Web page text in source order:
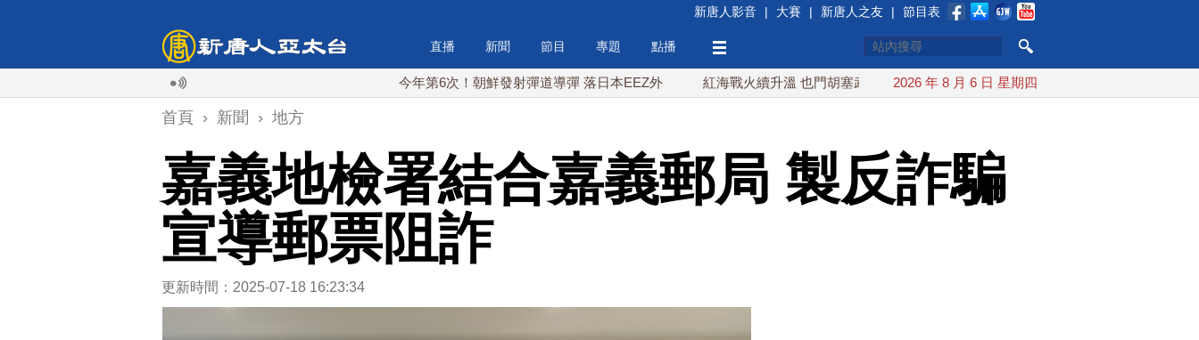
新唐人影音 | 大賽 | 新唐人之友 | 節目表
直播 新聞 節目 專題 點播
今年第6次！朝鮮發射彈道導彈 落日本EEZ外 紅海戰火續升溫 也門胡塞武裝稱又襲擊沙特油輪 台灣漢光演習 賴清德搭裝甲車進駐衡
2026 年 8 月 6 日 星期四
首頁 › 新聞 › 地方
嘉義地檢署結合嘉義郵局 製反詐騙
宣導郵票阻詐
更新時間：2025-07-18 16:23:34